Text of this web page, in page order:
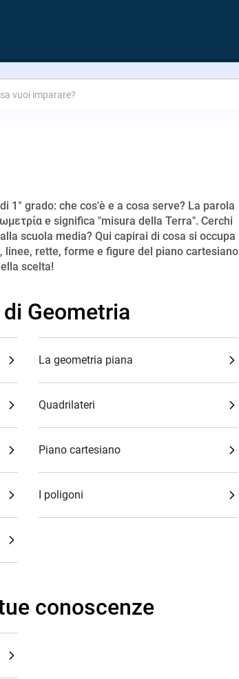
1° grado: che cos'è e a cosa serve? La parola
e significa "misura della Terra". Cerchi
scuola media? Qui capirai di cosa si occupa
rette, forme e figure del piano cartesiano
scelta!
Geometria
La geometria piana
Quadrilateri
Piano cartesiano
I poligoni
conoscenze